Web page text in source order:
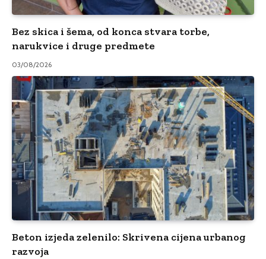
Bez skica i šema, od konca stvara torbe,
narukvice i druge predmete
03/08/2026
Beton izjeda zelenilo: Skrivena cijena urbanog
razvoja